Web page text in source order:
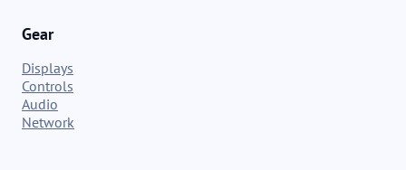
Gear
Displays
Controls
Audio
Network